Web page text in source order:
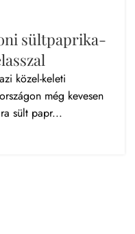
sültpaprika-
közel-keleti
még kevesen
sült papr...